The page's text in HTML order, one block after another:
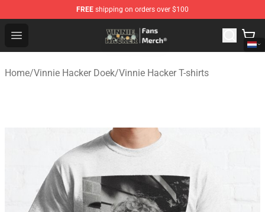
FREE shipping on orders over $100
Open menu
Vinnie Hacker Store - Official Vinnie Hacker Merchandise
Home/Vinnie Hacker Doek/Vinnie Hacker T-shirts